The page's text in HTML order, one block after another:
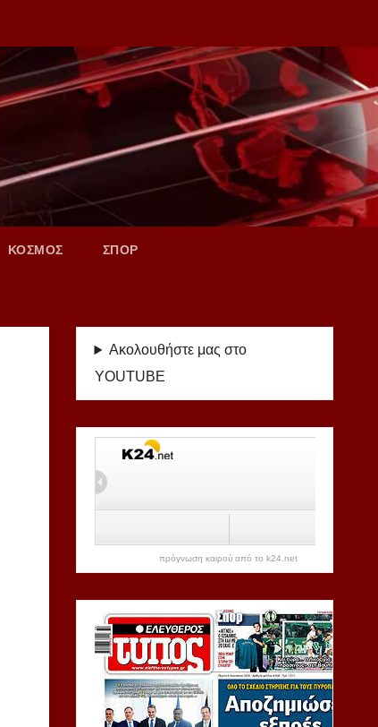
ΚΟΣΜΟΣ ΣΠΟΡ
Ακολουθήστε μας στο
YOUTUBE
πρόγνωση καιρού από το k24.net